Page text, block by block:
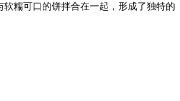
软糯可口的饼拌合在一起，形成了独特的